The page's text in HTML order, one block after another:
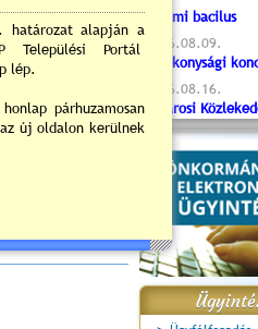
Valami bacilus
2026.08.09.
Jótékonysági
2026.08.16.
Újvárosi
Sportnap
2026.08.19.
Ceglédi
2026.08.20.
Szent István